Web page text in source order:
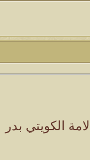
الكويتي بدر